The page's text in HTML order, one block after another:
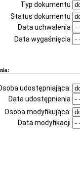
Typ dokumentu
Status dokumentu
Data uchwalenia
Data wygaśnięcia
udostępniająca:
Data udostępnienia
Osoba modyfikująca:
Data modyfikacji